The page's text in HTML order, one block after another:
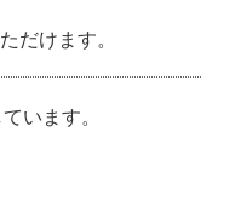
だけます。
います。